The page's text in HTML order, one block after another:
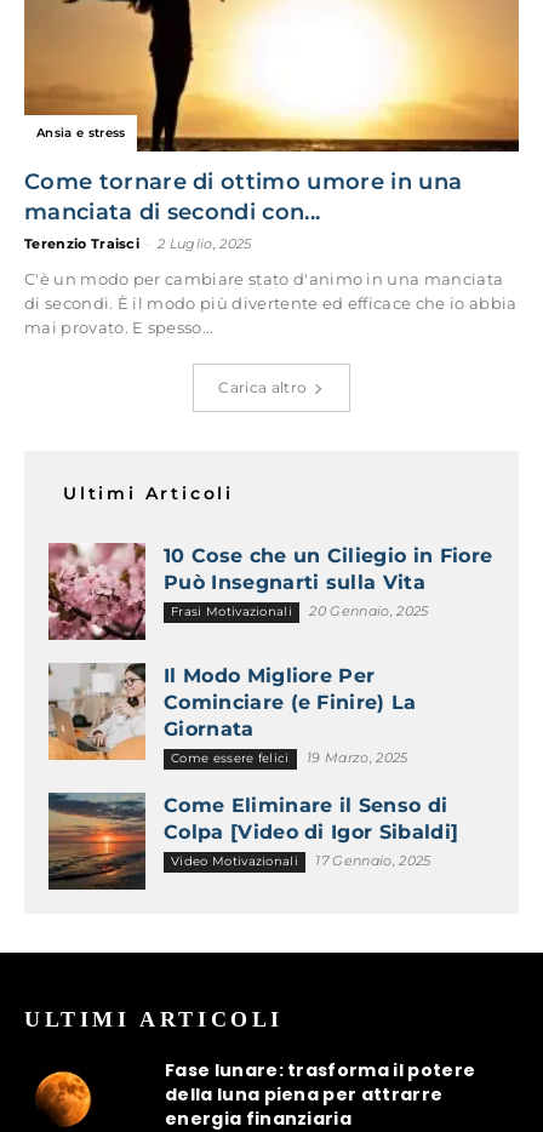
Ansia e stress
Come tornare di ottimo umore in una
manciata di secondi con...
Terenzio Traisci 2 Luglio, 2025
C'è un modo per cambiare stato d'animo in una manciata
di secondi. È il modo più divertente ed efficace che io abbia
mai provato. E spesso...
Carica altro
Ultimi Articoli
10 Cose che un Ciliegio in Fiore
Può Insegnarti sulla Vita
Frasi Motivazionali 20 Gennaio, 2025
Il Modo Migliore Per
Cominciare (e Finire) La
Giornata
Come essere felici 19 Marzo, 2025
Come Eliminare il Senso di
Colpa [Video di Igor Sibaldi]
Video Motivazionali 17 Gennaio, 2025
ULTIMI ARTICOLI
Fase lunare: trasforma il potere
della luna piena per attrarre
energia finanziaria